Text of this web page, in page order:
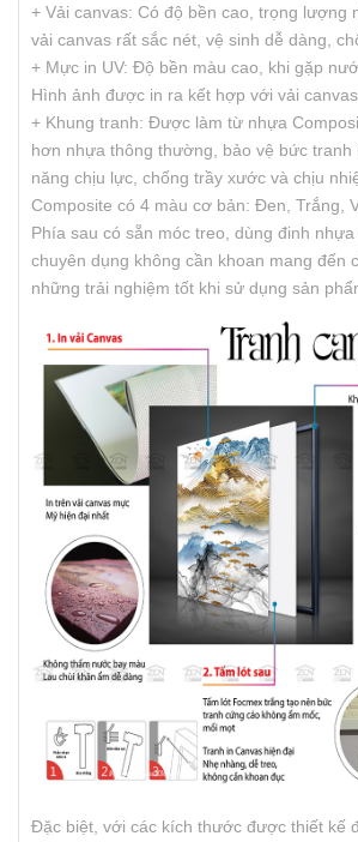
+ Vải canvas: Có độ bền cao, trọng lượng
vải canvas rất sắc nét, vệ sinh dễ dàng,
+ Mực in UV: Độ bền màu cao, khi gặp
Hình ảnh được in ra kết hợp với vải
+ Khung tranh: Được làm từ nhựa
hơn nhựa thông thường, bảo vệ bức tranh
năng chịu lực, chống trầy xước và chịu
Composite có 4 màu cơ bản: Đen, Trắng,
Phía sau có sẵn móc treo, dùng đinh
chuyên dụng không cần khoan mang đến
những trải nghiệm tốt khi sử dụng sản
Đặc biệt, với các kích thước được thiết kế